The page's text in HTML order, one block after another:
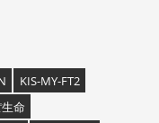
KIS-MY-FT2
命